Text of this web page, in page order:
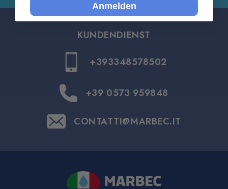
KUNDENDIENST
+393348578502
+39 0573 959848
CONTATTI@MARBEC.IT
Anmelden